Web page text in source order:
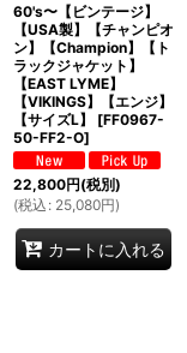
60's〜【ビンテージ】
【USA製】【チャンピオ
ン】【Champion】【ト
ラックジャケット】
【EAST LYME】
【VIKINGS】【エンジ】
【サイズL】
[FF0967-
50-FF2-O]
22,800円(税別)
(税込 : 25,080円)
カートに入れる